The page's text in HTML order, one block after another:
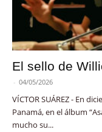
El sello de
- 04/05/2026
VÍCTOR SUÁREZ - En
Panamá, en el álbum
mucho su...